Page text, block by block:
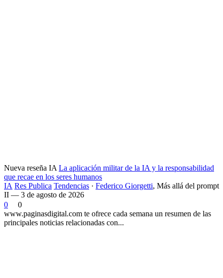
Nueva reseña IA La aplicación militar de la IA y la responsabilidad
que recae en los seres humanos
IA Res Publica Tendencias · Federico Giorgetti, Más allá del prompt
II — 3 de agosto de 2026
0
0
www.paginasdigital.com te ofrece cada semana un resumen de las
principales noticias relacionadas con...